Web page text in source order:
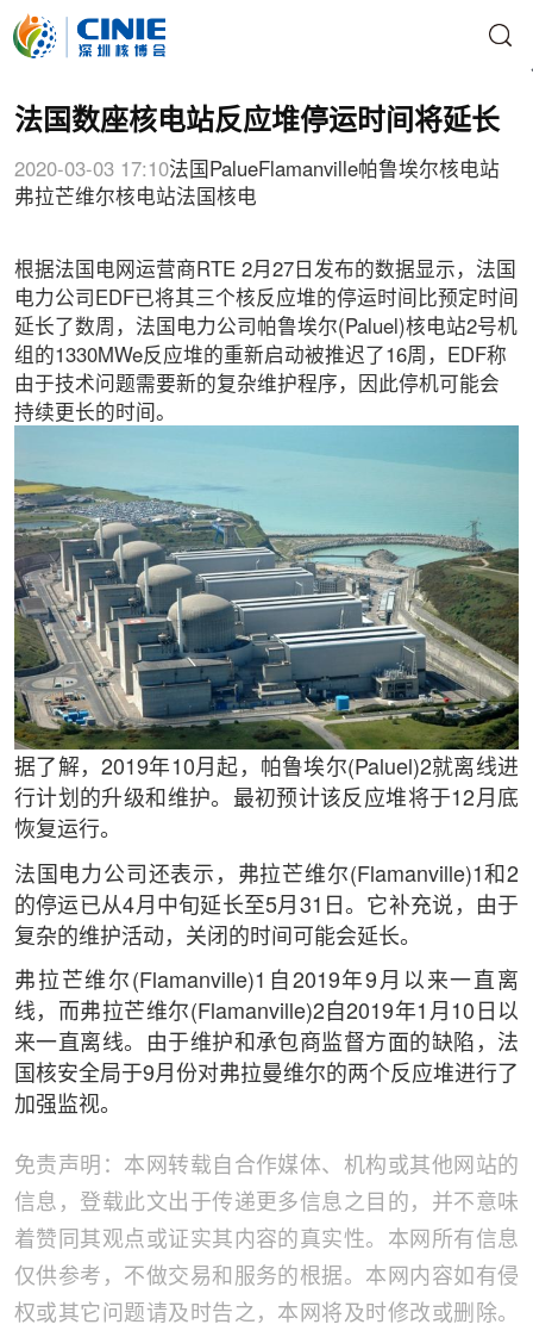
法国数座核电站反应堆停运时间将延长
2020-03-03 17:10法国 PalueFlamanville帕鲁埃尔核电站
弗拉芒维尔核电站法国核电
根据法国电网运营商RTE 2月27日发布的数据显示，法国
电力公司EDF已将其三个核反应堆的停运时间比预定时间
延长了数周，法国电力公司帕鲁埃尔(Paluel)核电站2号机
组的1330MWe反应堆的重新启动被推迟了16周，EDF称
由于技术问题需要新的复杂维护程序，因此停机可能会
持续更长的时间。
据了解，2019年10月起，帕鲁埃尔(Paluel)2就离线进
行计划的升级和维护。最初预计该反应堆将于12月底
恢复运行。
法国电力公司还表示，弗拉芒维尔(Flamanville)1和2
的停运已从4月中旬延长至5月31日。它补充说，由于
复杂的维护活动，关闭的时间可能会延长。
弗拉芒维尔(Flamanville)1自2019年9月以来一直离
线，而弗拉芒维尔(Flamanville)2自2019年1月10日以
来一直离线。由于维护和承包商监督方面的缺陷，法
国核安全局于9月份对弗拉曼维尔的两个反应堆进行了
加强监视。
免责声明：本网转载自合作媒体、机构或其他网站的
信息，登载此文出于传递更多信息之目的，并不意味
着赞同其观点或证实其内容的真实性。本网所有信息
仅供参考，不做交易和服务的根据。本网内容如有侵
权或其它问题请及时告之，本网将及时修改或删除。